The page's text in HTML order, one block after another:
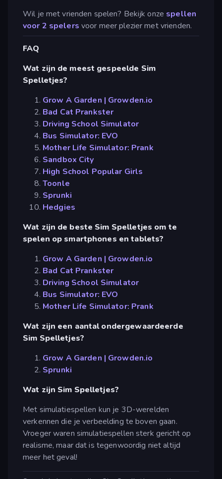
Wil je met vrienden spelen? Bekijk onze spellen
voor 2 spelers voor meer plezier met vrienden.
FAQ
Wat zijn de meest gespeelde Sim
Spelletjes?
Grow A Garden | Growden.io
Bad Cat Prankster
Driving School Simulator
Bus Simulator: EVO
Mother Life Simulator: Prank
Sandbox City
High School Popular Girls
Toonle
Sprunki
Hedgies
Wat zijn de beste Sim Spelletjes om te
spelen op smartphones en tablets?
Grow A Garden | Growden.io
Bad Cat Prankster
Driving School Simulator
Bus Simulator: EVO
Mother Life Simulator: Prank
Wat zijn een aantal ondergewaardeerde
Sim Spelletjes?
Grow A Garden | Growden.io
Sprunki
Wat zijn Sim Spelletjes?
Met simulatiespellen kun je 3D-werelden
verkennen die je verbeelding te boven gaan.
Vroeger waren simulatiespellen sterk gericht op
realisme, maar dat is tegenwoordig niet altijd
meer het geval!